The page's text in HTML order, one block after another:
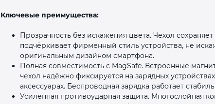
Ключевые преимущества:
Прозрачность без искажения цвета. Чехол
подчёркивает фирменный стиль устройства, не
оригинальным дизайном смартфона.
Полная совместимость с MagSafe. Встроенные
чехол надёжно фиксируется на зарядных
аксессуарах. Беспроводная зарядка работает
Усиленная противоударная защита. Многослойная